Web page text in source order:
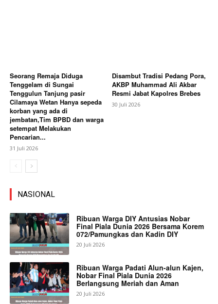
Seorang Remaja Diduga
Tenggelam di Sungai
Tenggulun Tanjung pasir
Cilamaya Wetan Hanya sepeda
korban yang ada di
jembatan,Tim BPBD dan warga
setempat Melakukan
Pencarian...
31 Juli 2026
Disambut Tradisi Pedang Pora,
AKBP Muhammad Ali Akbar
Resmi Jabat Kapolres Brebes
30 Juli 2026
NASIONAL
Ribuan Warga DIY Antusias Nobar
Final Piala Dunia 2026 Bersama Korem
072/Pamungkas dan Kadin DIY
20 Juli 2026
Ribuan Warga Padati Alun-alun Kajen,
Nobar Final Piala Dunia 2026
Berlangsung Meriah dan Aman
20 Juli 2026